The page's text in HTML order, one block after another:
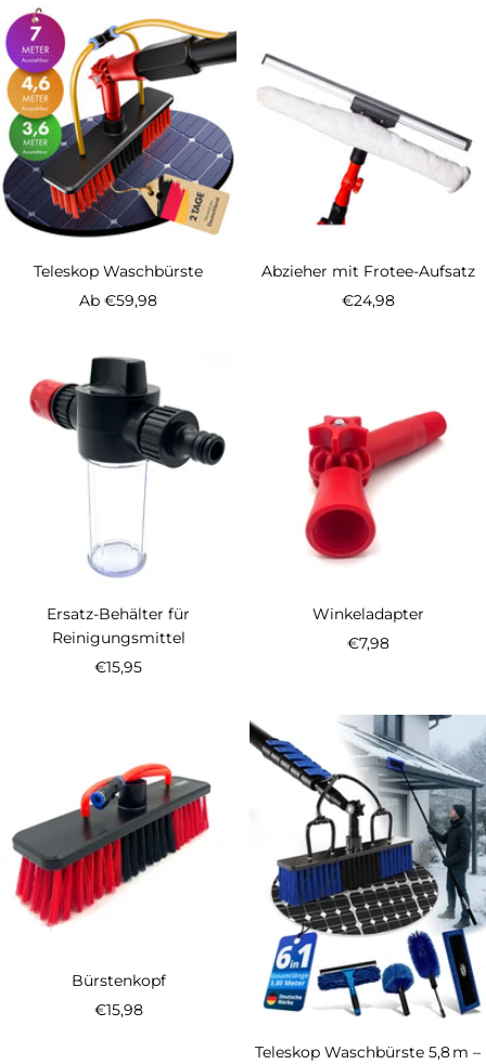
Produktempfehlungen - BoomDing
Teleskop Waschbürste
Angebotspreis
Ab €59,98
Abzieher mit Frotee-Aufsatz
Angebotspreis
€24,98
Ersatz-Behälter für
Reinigungsmittel
Angebotspreis
€15,95
Winkeladapter
Angebotspreis
€7,98
Bürstenkopf
Angebotspreis
€15,98
Teleskop Waschbürste 5,8 m –